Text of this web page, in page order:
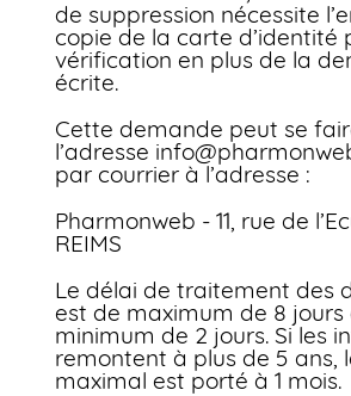
de suppression nécessite
copie de la carte d’identité
vérification en plus de la
écrite.
Cette demande peut se
l’adresse
par courrier à l’adresse :
Pharmonweb - 11, rue de
REIMS
Le délai de traitement des
est de maximum de 8 jours
minimum de 2 jours. Si les
remontent à plus de 5 ans,
maximal est porté à 1 mois.